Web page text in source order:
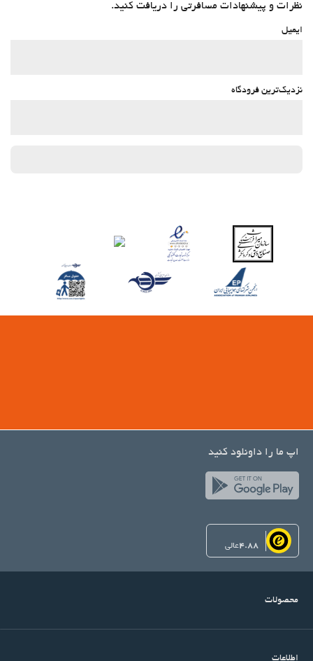
نظرات و پیشنهادات مسافرتی را دریافت کنید.
ایمیل
نزدیک‌ترین فرودگاه
اپ ما را داونلود کنید
4.88عالی
محصولات